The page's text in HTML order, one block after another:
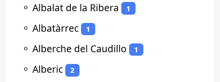
⚬ Albalat de la Ribera 1
⚬ Albatàrrec 1
⚬ Alberche del Caudillo 1
⚬ Alberic 2